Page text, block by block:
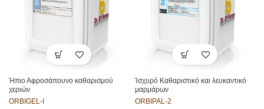
Ήπιο Αφροσάπουνο καθαρισμού
χεριών
ORBIGEL-I
Ίσχυρό Καθαριστικό και λευκαντικό
μαρμάρων
ORBIPAL-2